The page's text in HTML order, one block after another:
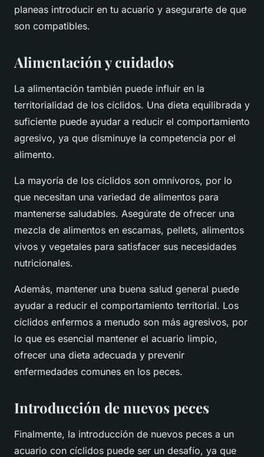
planeas introducir en tu acuario y asegurarte de que
son compatibles.
Alimentación y cuidados
La alimentación también puede influir en la
territorialidad de los cíclidos. Una dieta equilibrada y
suficiente puede ayudar a reducir el comportamiento
agresivo, ya que disminuye la competencia por el
alimento.
La mayoría de los cíclidos son omnívoros, por lo
que necesitan una variedad de alimentos para
mantenerse saludables. Asegúrate de ofrecer una
mezcla de alimentos en escamas, pellets, alimentos
vivos y vegetales para satisfacer sus necesidades
nutricionales.
Además, mantener una buena salud general puede
ayudar a reducir el comportamiento territorial. Los
cíclidos enfermos a menudo son más agresivos, por
lo que es esencial mantener el acuario limpio,
ofrecer una dieta adecuada y prevenir
enfermedades comunes en los peces.
Introducción de nuevos peces
Finalmente, la introducción de nuevos peces a un
acuario con cíclidos puede ser un desafío, ya que